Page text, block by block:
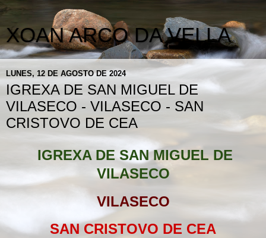
XOAN ARCO DA VELLA
LUNES, 12 DE AGOSTO DE 2024
IGREXA DE SAN MIGUEL DE
VILASECO - VILASECO - SAN
CRISTOVO DE CEA
IGREXA DE SAN MIGUEL DE
VILASECO
VILASECO
SAN CRISTOVO DE CEA